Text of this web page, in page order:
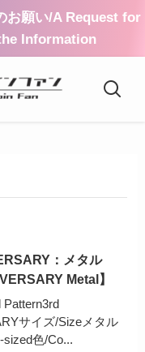
お願い/A Request for
Information
：メタル
Metal】
Pattern3rd
サイズ/Sizeメタル
sized色/Co...